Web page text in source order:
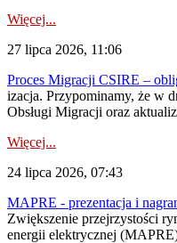
Więcej...
27 lipca 2026, 11:06
Proces Migracji CSIRE –
izacja. Przypominamy, że w
Obsługi Migracji oraz
Więcej...
24 lipca 2026, 07:43
MAPRE - prezentacja i
Zwiększenie przejrzystości
energii elektrycznej